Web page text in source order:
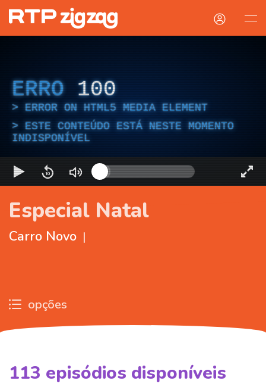
ERRO 100
ERROR ON HTML5 MEDIA ELEMENT
ESTE CONTEÚDO ESTÁ NESTE MOMENTO
INDISPONÍVEL
Especial Natal
Carro Novo |
opções
113 episódios disponíveis